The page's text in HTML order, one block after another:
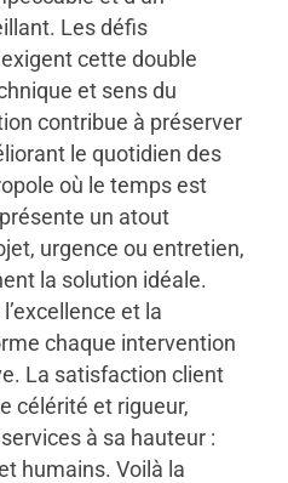
Les défis
cette double
et sens du
contribue à préserver
le quotidien des
où le temps est
un atout
urgence ou entretien,
la solution idéale.
et la
chaque intervention
La satisfaction client
célérité et rigueur,
à sa hauteur :
humains. Voilà la